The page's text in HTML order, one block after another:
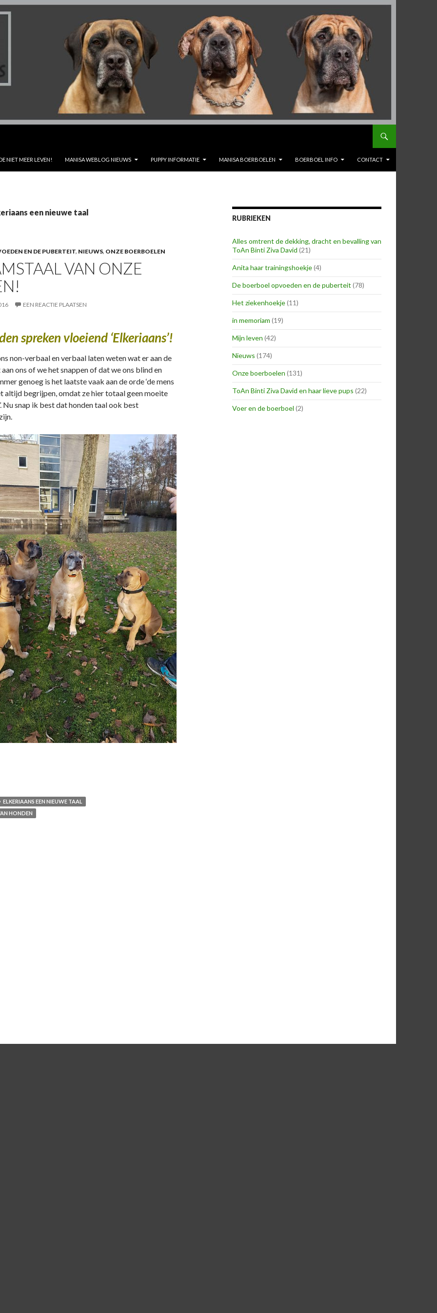
NIET MEER LEVEN! MANISA WEBLOG NIEUWS PUPPY INFORMATIE MANISA BOERBOELEN BOERBOEL INFO CONTACT
een nieuwe taal
EN DE PUBERTEIT, NIEUWS, ONZE BOERBOELEN
VAN ONZE
EEN REACTIE PLAATSEN
spreken vloeiend ‘Elkeriaans’!
non-verbaal en verbaal laten weten wat er aan de
aan ons of we het snappen of dat we ons blind en
genoeg is het laatste vaak aan de orde ‘de mens
altijd begrijpen, omdat ze hier totaal geen moeite
Nu snap ik best dat honden taal ook best
van onze honden!
ELKERIAANS EEN NIEUWE TAAL
HONDEN
RUBRIEKEN
Alles omtrent de dekking, dracht en bevalling van
ToAn Binti Ziva David (21)
Anita haar trainingshoekje(4)
De boerboel opvoeden en de puberteit (78)
Het ziekenhoekje(11)
in memoriam (19)
Mijn leven (42)
Nieuws (174)
Onze boerboelen (131)
ToAn Binti Ziva David en haar lieve pups (22)
Voer en de boerboel (2)